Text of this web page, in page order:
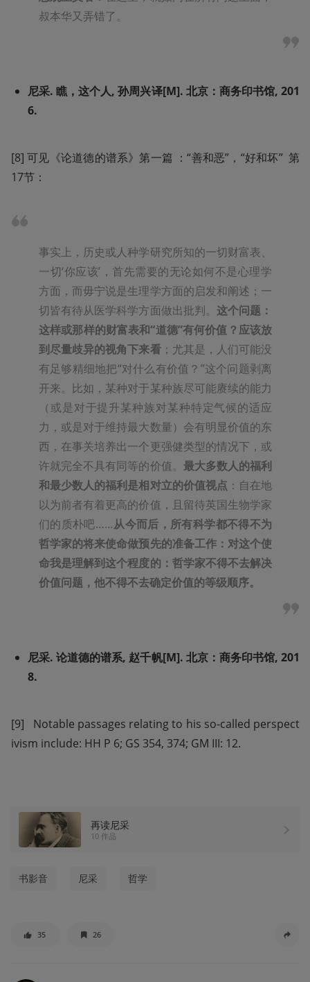
叔本华又弄错了。
尼采. 瞧，这个人, 孙周兴译[M]. 北京：商务印书馆, 201
6.
[8] 可见《论道德的谱系》第一篇 ：“善和恶”，“好和坏”  第
17节：
事实上，历史或人种学研究所知的一切财富表、
一切‘你应该’，首先需要的无论如何不是心理学
方面，而毋宁说是生理学方面的启发和阐述；一
切皆有待从医学科学方面做出批判。 这个问题：
这样或那样的财富表和“道德”有何价值？应该放
到尽量歧异的视角下来看；尤其是，人们可能没
有足够精细地把“对什么有价值？”这个问题剥离
开来。比如，某种对于某种族尽可能赓续的能力
（或是对于提升某种族对某种特定气候的适应
力，或是对于维持最大数量）会有明显价值的东
西，在事关培养出一个更强健类型的情况下，或
许就完全不具有同等的价值。 最大多数人的福利
和最少数人的福利是相对立的价值视点 ：自在地
以为前者有着更高的价值，且留待英国生物学家
们的质朴吧……从今而后，所有科学都不得不为
哲学家的将来使命做预先的准备工作：对这个使
命我是理解到这个程度的：哲学家不得不去解决
价值问题，他不得不去确定价值的等级顺序。
尼采. 论道德的谱系, 赵千帆[M]. 北京：商务印书馆, 201
8.
[9]   Notable passages relating to his so-called perspect
ivism include: HH P 6; GS 354, 374; GM III: 12.
再读尼采
10 作品
书影音 尼采 哲学
35 26